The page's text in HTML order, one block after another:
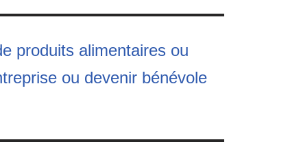
produits alimentaires ou
ou devenir bénévole